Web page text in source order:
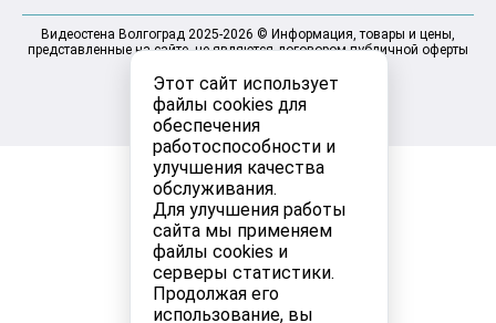
Этот сайт использует
файлы cookies для
обеспечения
работоспособности и
улучшения качества
обслуживания.
Для улучшения работы
сайта мы применяем
файлы cookies и
серверы статистики.
Продолжая его
использование, вы
Видеостена Волгоград 2025-2026 © Информация, товары и цены,
представленные на сайте, не являются договором публичной оферты